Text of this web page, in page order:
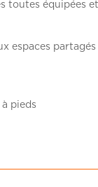
toutes équipées
espaces
pieds